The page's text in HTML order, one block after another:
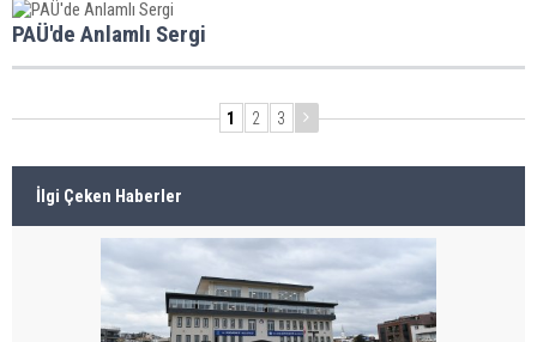
PAÜ'de Anlamlı Sergi
1 2 3
İlgi Çeken Haberler